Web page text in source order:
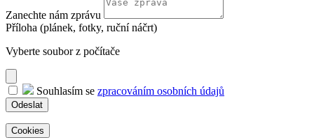
Zanechte nám zprávu
Příloha (plánek, fotky, ruční náčrt)
Vyberte soubor z počítače
Souhlasím se zpracováním osobních údajů
Odeslat
Cookies